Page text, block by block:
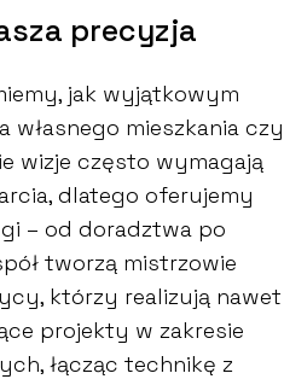
precyzja
jak wyjątkowym
własnego mieszkania czy
wizje często wymagają
dlatego oferujemy
– od doradztwa po
tworzą mistrzowie
którzy realizują nawet
projekty w zakresie
łącząc technikę z